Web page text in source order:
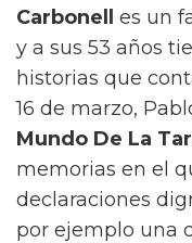
Carbonell
es un
y a sus 53 años
historias que
16 de marzo,
Mundo De La
memorias en el
declaraciones
por ejemplo una